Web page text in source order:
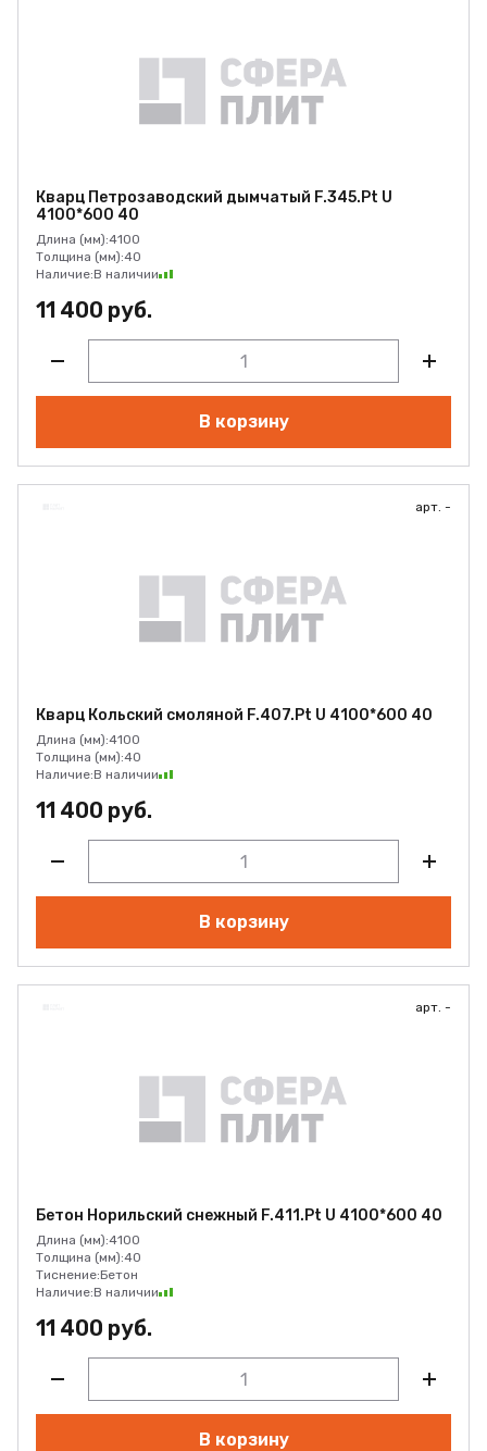
Кварц Петрозаводский дымчатый F.345.Pt U
4100*600 40
Длина (мм):4100
Толщина (мм):40
Наличие:В наличии
11 400 руб.
В корзину
арт. -
Кварц Кольский смоляной F.407.Pt U 4100*600 40
Длина (мм):4100
Толщина (мм):40
Наличие:В наличии
11 400 руб.
В корзину
арт. -
Бетон Норильский снежный F.411.Pt U 4100*600 40
Длина (мм):4100
Толщина (мм):40
Тиснение:Бетон
Наличие:В наличии
11 400 руб.
В корзину